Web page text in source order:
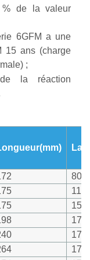
% de la valeur
6GFM a une
15 ans (charge
;
la réaction
80
114
155
175
175
175